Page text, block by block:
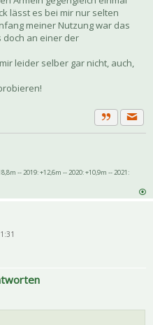
lässt es bei mir nur selten
meiner Nutzung war das
doch an einer der
leider selber gar nicht, auch,
Zitat
-- 2019: +12,6m -- 2020: +10,9m -- 2021: